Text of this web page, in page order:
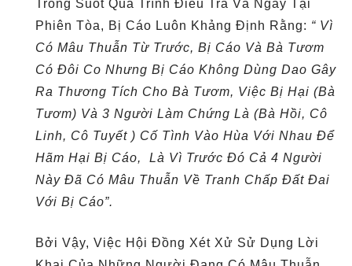
Trong Suốt Quá Trình Điều Tra Và Ngay Tại
Phiên Tòa, Bị Cáo Luôn Khảng Định Rằng: “ Vì
Có Mâu Thuẫn Từ Trước, Bị Cáo Và Bà Tươm
Có Đôi Co Nhưng Bị Cáo Không Dùng Dao Gây
Ra Thương Tích Cho Bà Tươm, Việc Bị Hại (bà
Tươm) Và 3 Người Làm Chứng Là (bà Hồi, Cô
Linh, Cô Tuyết ) Cố Tình Vào Hùa Với Nhau Để
Hãm Hại Bị Cáo, Là Vì Trước Đó Cả 4 Người
Này Đã Có Mâu Thuẫn Về Tranh Chấp Đất Đai
Với Bị Cáo”.
Bởi Vậy, Việc Hội Đồng Xét Xử Sử Dụng Lời